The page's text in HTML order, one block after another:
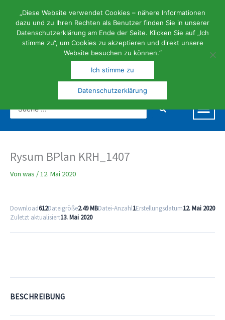
springen
FERIEN- | KUNST- UND KULTURGEMEINDE
...
Rysum BPlan KRH_1407
Von was /12. Mai 2020
Download612Dateigröße2.49 MBDatei-Anzahl1Erstellungsdatum12. Mai 2020
Zuletzt aktualisiert13. Mai 2020
BESCHREIBUNG
„Diese Website verwendet Cookies – nähere Informationen
dazu und zu Ihren Rechten als Benutzer finden Sie in unserer
Datenschutzerklärung am Ende der Seite. Klicken Sie auf „Ich
stimme zu“, um Cookies zu akzeptieren und direkt unsere
Website besuchen zu können.“
Ich stimme zu
Datenschutzerklärung